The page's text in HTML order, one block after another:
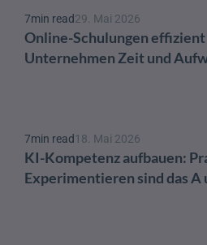
7min read29. Mai 2026
Online-Schulungen
Unternehmen Zeit und
7min read18. Mai 2026
KI-Kompetenz aufbauen:
Experimentieren sind das A